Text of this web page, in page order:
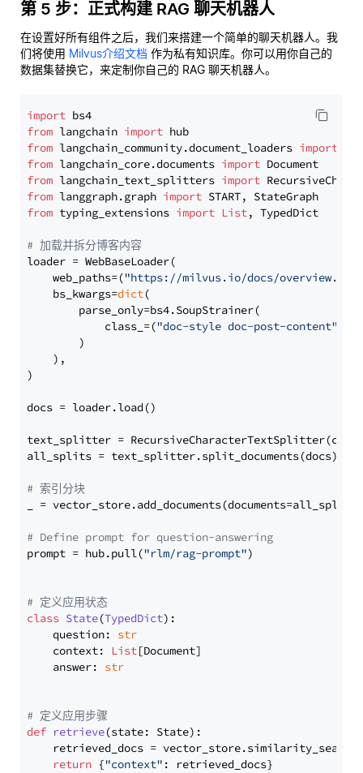
第 5 步：正式构建 RAG 聊天机器人
在设置好所有组件之后，我们来搭建一个简单的聊天机器人。我
们将使用 Milvus介绍文档 作为私有知识库。你可以用你自己的
数据集替换它，来定制你自己的 RAG 聊天机器人。
import
from langchain import
from langchain_community.document_loaders import
from langchain_core.documents import
from langchain_text_splitters import
from langgraph.graph import
from typing_extensions import List, TypedDict
# 加载并拆分博客内容
loader = WebBaseLoader(
    web_paths=(
"https://milvus.io/docs/overview.md"
    bs_kwargs=
dict(
        parse_only=bs4.SoupStrainer(
            class_=(
"doc-style doc-post-content"
        )
    ),
)
docs = loader.load()
text_splitter =
all_splits = text_splitter.split_documents(docs)
# 索引分块
_ = vector_store.add_documents(documents=all_splits)
# Define prompt for question-answering
prompt = hub.pull("rlm/rag-prompt")
# 定义应用状态
class State(TypedDict):
    question:
str
    context:
List[Document]
    answer:
str
# 定义应用步骤
def retrieve(state: State):
retrieved_docs =
return {"context" : retrieved_docs}